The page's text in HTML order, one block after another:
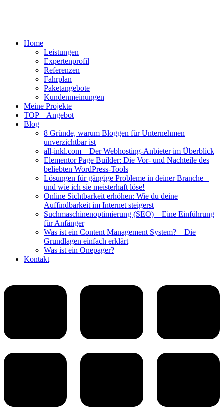
Home
Leistungen
Expertenprofil
Referenzen
Fahrplan
Paketangebote
Kundenmeinungen
Meine Projekte
TOP – Angebot
Blog
8 Gründe, warum Bloggen für Unternehmen
unverzichtbar ist
all-inkl.com – Der Webhosting-Anbieter im Überblick
Elementor Page Builder: Die Vor- und Nachteile des
beliebten WordPress-Tools
Lösungen für gängige Probleme in deiner Branche –
und wie ich sie meisterhaft löse!
Online Sichtbarkeit erhöhen: Wie du deine
Auffindbarkeit im Internet steigerst
Suchmaschinenoptimierung (SEO) – Eine Einführung
für Anfänger
Was ist ein Content Management System? – Die
Grundlagen einfach erklärt
Was ist ein Onepager?
Kontakt